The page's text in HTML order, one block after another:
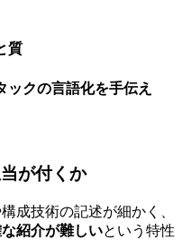
質
ックの言語化を手伝え
が付くか
成技術の記述が細かく、
紹介が難しいという特性